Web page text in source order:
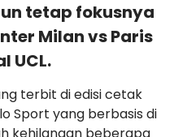
tetap fokusnya
Milan vs Paris
UCL.
terbit di edisi cetak
Sport yang berbasis di